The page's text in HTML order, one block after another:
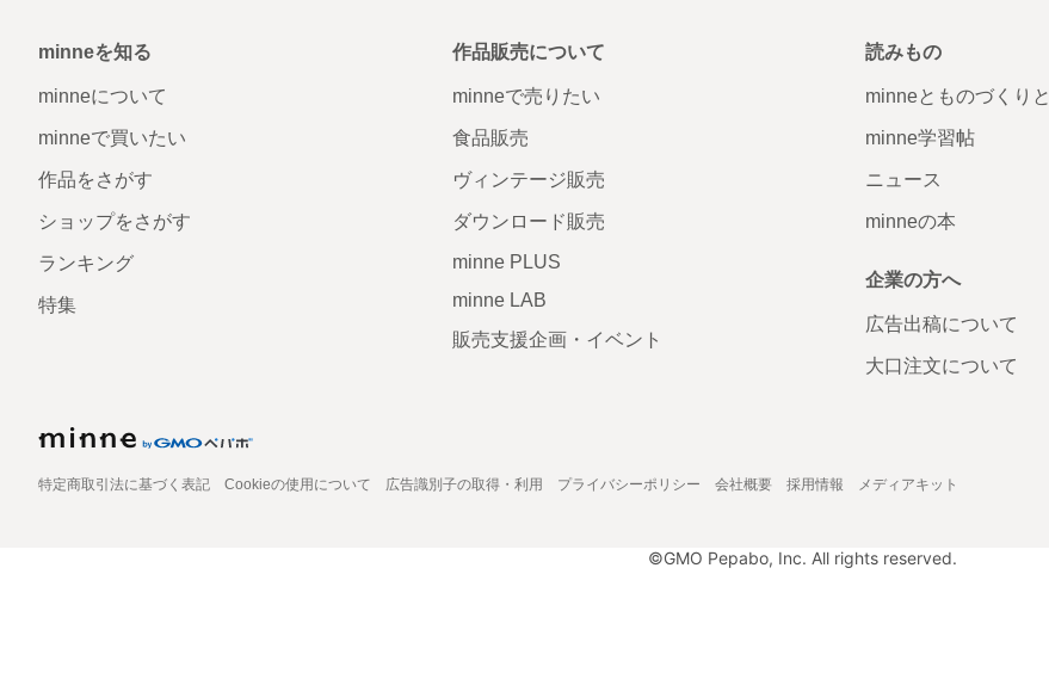
minneを知る
minneについて
minneで買いたい
作品をさがす
ショップをさがす
ランキング
特集
作品販売について
minneで売りたい
食品販売
ヴィンテージ販売
ダウンロード販売
minne PLUS
minne LAB
販売支援企画・イベント
読みもの
minneとものづくりと
minne学習帖
ニュース
minneの本
企業の方へ
広告出稿について
大口注文について
特定商取引法に基づく表記 Cookieの使用について 広告識別子の取得・利用 プライバシーポリシー 会社概要 採用情報 メディアキット
©GMO Pepabo, Inc. All rights reserved.